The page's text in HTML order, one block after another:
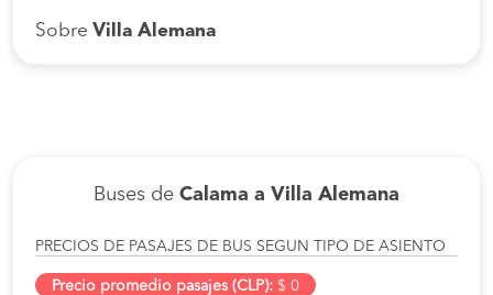
Sobre Villa Alemana
Buses de Calama a Villa Alemana
PRECIOS DE PASAJES DE BUS SEGUN TIPO DE ASIENTO
Precio promedio pasajes (CLP): $ 0